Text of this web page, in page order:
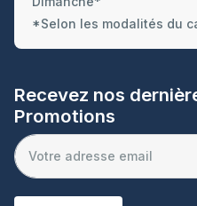
*Selon les modalités du
Recevez nos
Promotions